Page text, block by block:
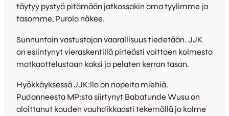
täytyy pystyä pitämään jatkossakin oma tyylimme ja
tasomme, Purola näkee.
Sunnuntain vastustajan vaarallisuus tiedetään. JJK
on esiintynyt vieraskentillä pirteästi voittaen kolmesta
matkaottelustaan kaksi ja pelaten kerran tasan.
Hyökkäyksessä JJK:lla on nopeita miehiä.
Pudonneesta MP:sta siirtynyt Babatunde Wusu on
aloittanut kauden vauhdikkaasti tekemällä jo kolme